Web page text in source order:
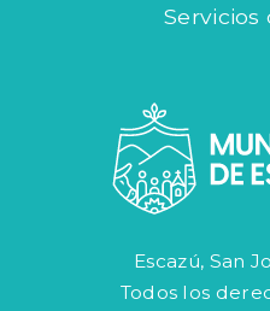
Servicios
Escazú, San
Todos los